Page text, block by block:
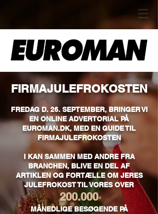
FIRMAJULEFROKOSTEN
FREDAG D. 26. SEPTEMBER, BRINGER VI
EN ONLINE ADVERTORIAL PÅ
EUROMAN.DK, MED EN GUIDE TIL
FIRMAJULEFROKOSTEN
I KAN SAMMEN MED ANDRE FRA
BRANCHEN, BLIVE EN DEL AF
ARTIKLEN OG FORTÆLLE OM JERES
JULEFROKOST TIL VORES OVER
200.000
MÅNEDLIGE BESØGENDE PÅ